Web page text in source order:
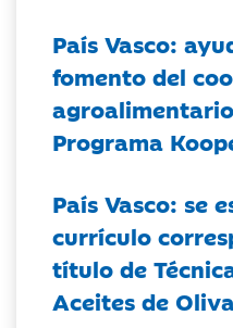
País Vasco:
fomento del
Programa
País Vasco: se
currículo
título de
Aceites de